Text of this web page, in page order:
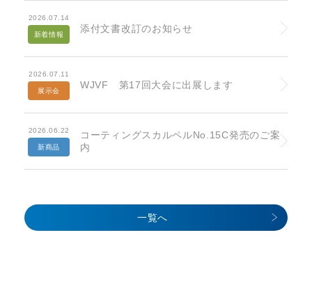
2026.07.14
新着情報
添付文書改訂のお知らせ
2026.07.11
展示会
WJVF 第17回大会に出展します
2026.06.22
新商品
コーティングスカルペルNo.15C発売のご案
内
一覧へ